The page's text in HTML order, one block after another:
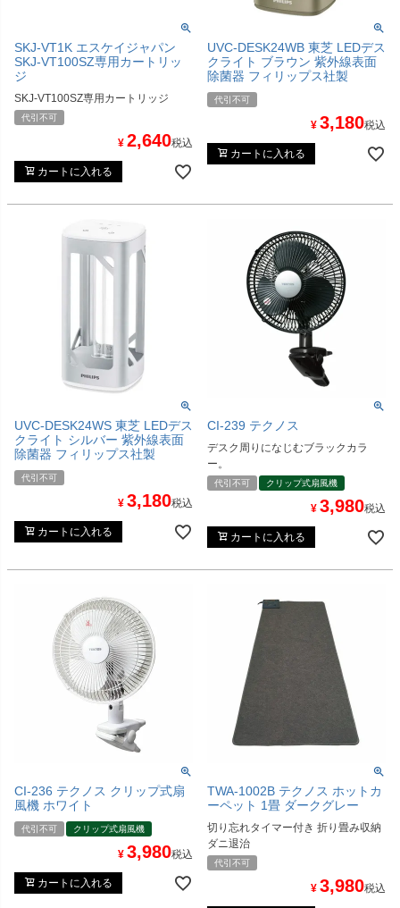
SKJ-VT1K エスケイジャパン
SKJ-VT100SZ専用カートリッ
ジ
SKJ-VT100SZ専用カートリッジ
代引不可
¥ 2,640税込
カートに入れる
UVC-DESK24WB 東芝 LEDデス
クライト ブラウン 紫外線表面
除菌器 フィリップス社製
代引不可
¥ 3,180税込
カートに入れる
UVC-DESK24WS 東芝 LEDデス
クライト シルバー 紫外線表面
除菌器 フィリップス社製
代引不可
¥ 3,180税込
カートに入れる
CI-239 テクノス
デスク周りになじむブラックカラ
ー。
代引不可 クリップ式扇風機
¥ 3,980税込
カートに入れる
CI-236 テクノス クリップ式扇
風機 ホワイト
代引不可 クリップ式扇風機
¥ 3,980税込
カートに入れる
TWA-1002B テクノス ホットカ
ーペット 1畳 ダークグレー
切り忘れタイマー付き 折り畳み収納
ダニ退治
代引不可
¥ 3,980税込